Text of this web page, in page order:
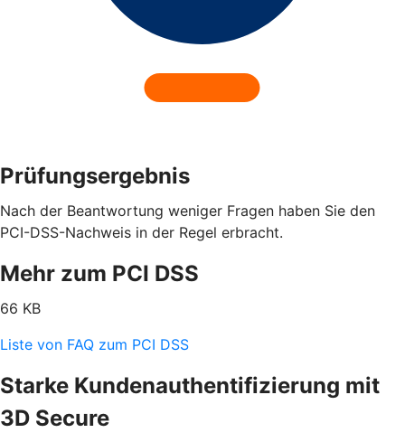
Prüfungsergebnis
Nach der Beantwortung weniger Fragen haben Sie den
PCI-DSS-Nachweis in der Regel erbracht.
Mehr zum PCI DSS
66 KB
Liste von FAQ zum PCI DSS
Starke Kundenauthentifizierung mit
3D Secure